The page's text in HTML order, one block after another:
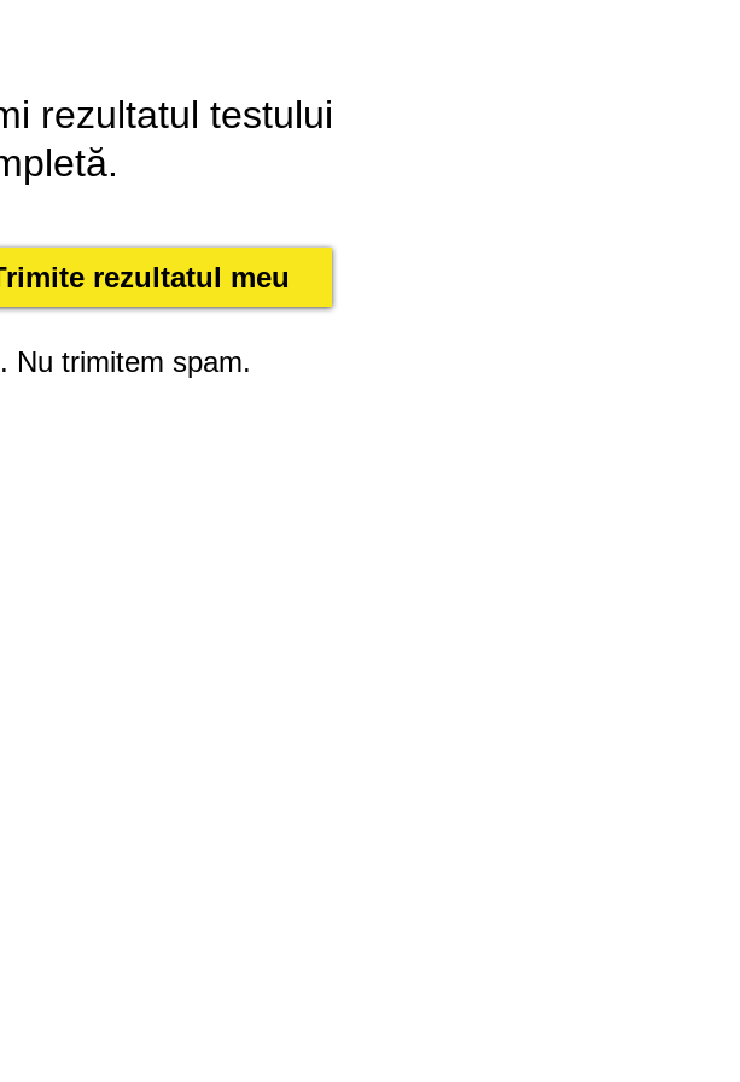
rezultatul testului
rezultatul meu
Nu trimitem spam.